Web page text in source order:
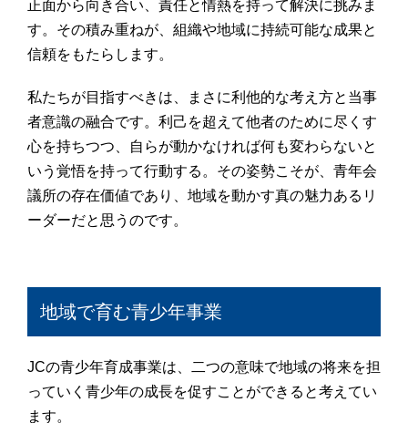
正面から向き合い、責任と情熱を持って解決に挑みま
す。その積み重ねが、組織や地域に持続可能な成果と
信頼をもたらします。
私たちが目指すべきは、まさに利他的な考え方と当事
者意識の融合です。利己を超えて他者のために尽くす
心を持ちつつ、自らが動かなければ何も変わらないと
いう覚悟を持って行動する。その姿勢こそが、青年会
議所の存在価値であり、地域を動かす真の魅力あるリ
ーダーだと思うのです。
地域で育む青少年事業
JCの青少年育成事業は、二つの意味で地域の将来を担
っていく青少年の成長を促すことができると考えてい
ます。